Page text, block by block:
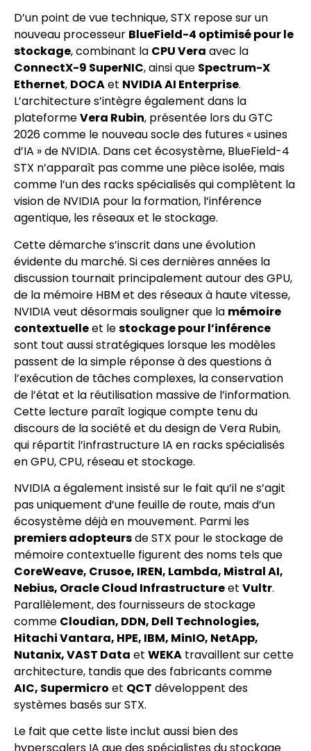
D’un point de vue technique, STX repose sur un
nouveau processeur BlueField-4 optimisé pour le
stockage, combinant la CPU Vera avec la
ConnectX-9 SuperNIC, ainsi que Spectrum-X
Ethernet, DOCAet NVIDIA AI Enterprise.
L’architecture s’intègre également dans la
plateformeVera Rubin, présentée lors du GTC
2026 comme le nouveau socle des futures « usines
d’IA » de NVIDIA. Dans cet écosystème, BlueField-4
STX n’apparaît pas comme une pièce isolée, mais
comme l’un des racks spécialisés qui complètent la
vision de NVIDIA pour la formation, l’inférence
agentique, les réseaux et le stockage.
Cette démarche s’inscrit dans une évolution
évidente du marché. Si ces dernières années la
discussion tournait principalement autour des GPU,
de la mémoire HBM et des réseaux à haute vitesse,
NVIDIA veut désormais souligner que la mémoire
contextuelleet lestockage pour l’inférence
sont tout aussi stratégiques lorsque les modèles
passent de la simple réponse à des questions à
l’exécution de tâches complexes, la conservation
de l’état et la réutilisation massive de l’information.
Cette lecture paraît logique compte tenu du
discours de la société et du design de Vera Rubin,
qui répartit l’infrastructure IA en racks spécialisés
en GPU, CPU, réseau et stockage.
NVIDIA a également insisté sur le fait qu’il ne s’agit
pas uniquement d’une feuille de route, mais d’un
écosystème déjà en mouvement. Parmi les
premiers adopteursde STX pour le stockage de
mémoire contextuelle figurent des noms tels que
CoreWeave, Crusoe, IREN, Lambda, Mistral AI,
Nebius, Oracle Cloud Infrastructureet Vultr.
Parallèlement, des fournisseurs de stockage
comme Cloudian, DDN, Dell Technologies,
Hitachi Vantara, HPE, IBM, MinIO, NetApp,
Nutanix, VAST Data et WEKA travaillent sur cette
architecture, tandis que des fabricants comme
AIC, Supermicro et QCT développent des
systèmes basés sur STX.
Le fait que cette liste inclut aussi bien des